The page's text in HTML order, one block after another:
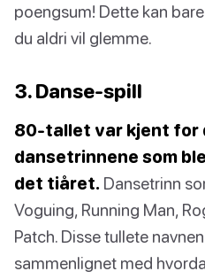
poengsum! Dette kan
du aldri vil glemme.
3. Danse-spill
80-tallet var kjent for
dansetrinnene som
det tiåret. Dansetrinn
Voguing, Running Man,
Patch. Disse tullete
sammenlignet med